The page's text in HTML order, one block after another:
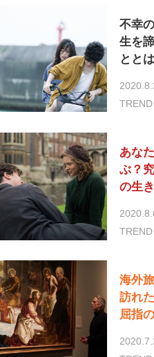
不幸
生を
とと
TREND
あな
ぶ？
の生
TREND
海外
訪れ
屈指